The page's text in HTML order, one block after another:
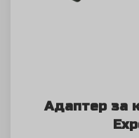
Адаптер за